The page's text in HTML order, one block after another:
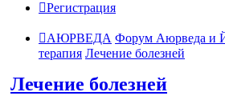
Регистрация
АЮРВЕДА Форум Аюрведа и
терапия Лечение болезней
Лечение болезней